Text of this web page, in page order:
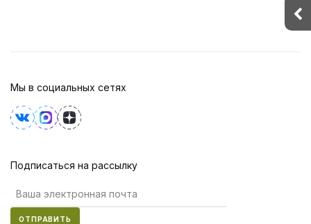
Мы в социальных сетях
Подписаться на рассылку
ОТПРАВИТЬ